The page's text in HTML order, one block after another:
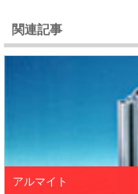
関連記事
アルマイト